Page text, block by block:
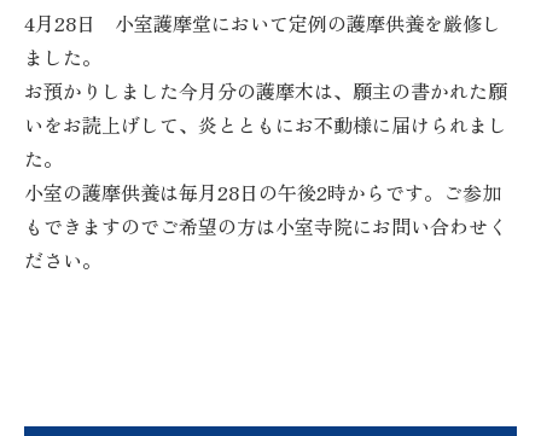
4月28日 小室護摩堂において定例の護摩供養を厳修し
ました。
お預かりしました今月分の護摩木は、願主の書かれた願
いをお読上げして、炎とともにお不動様に届けられまし
た。
小室の護摩供養は毎月28日の午後2時からです。ご参加
もできますのでご希望の方は小室寺院にお問い合わせく
ださい。